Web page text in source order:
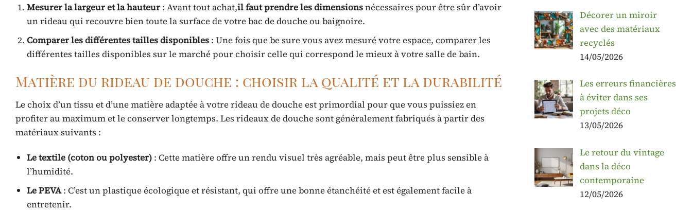
Mesurer la largeur et la hauteur : Avant tout achat,il faut prendre les dimensionsnécessaires pour être sûr d’avoir
un rideau qui recouvre bien toute la surface de votre bac de douche ou baignoire.
Comparer les différentes tailles disponibles : Une fois que be sure vous avez mesuré votre espace, comparer les
différentes tailles disponibles sur le marché pour choisir celle qui correspond le mieux à votre salle de bain.
Matière du rideau de douche : choisir la qualité et la durabilité
Le choix d’un tissu et d’une matière adaptée à votre rideau de douche est primordial pour que vous puissiez en
profiter au maximum et le conserver longtemps. Les rideaux de douche sont généralement fabriqués à partir des
matériaux suivants :
Le textile (coton ou polyester) : Cette matière offre un rendu visuel très agréable, mais peut être plus sensible à
l’humidité.
Le PEVA: C’est un plastique écologique et résistant, qui offre une bonne étanchéité et est également facile à
entretenir.
Décorer un miroir
avec des matériaux
recyclés
14/05/2026
Les erreurs financières
à éviter dans ses
projets déco
13/05/2026
Le retour du vintage
dans la déco
contemporaine
12/05/2026